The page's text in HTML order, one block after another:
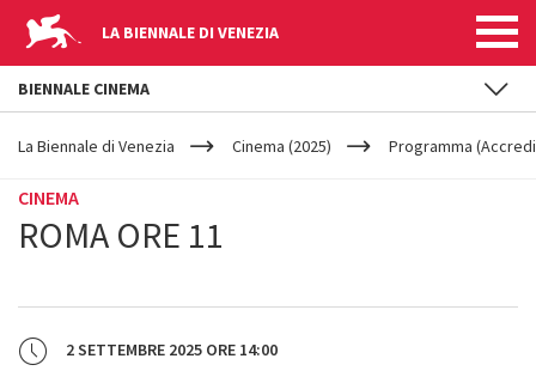
LA BIENNALE DI VENEZIA
YOUR
ARE
La Biennale di Venezia Cinema (2025) Programma
CINEMA
ROMA ORE 11
2 SETTEMBRE 2025 ORE 14:00
BIENNALE CINEMA